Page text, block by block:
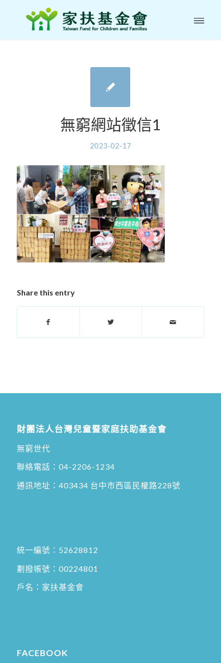
無窮網站徵信1
2023-02-17
Share this entry
財團法人台灣兒童暨家庭扶助基金會
無窮世代
聯絡電話： 04-2206-1234
通訊地址： 403434 台中市西區民權路228號
統一編號：52628812
劃撥帳號：00224801
戶名：家扶基金會
FACEBOOK